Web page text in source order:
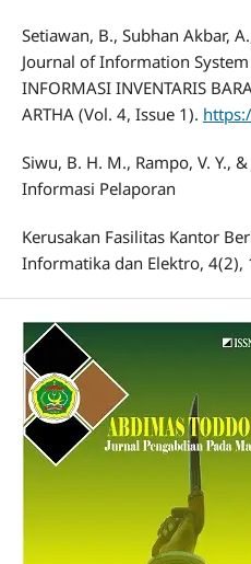
Setiawan, B., Subhan Akbar,
Journal of Information
INFORMASI INVENTARIS
ARTHA (Vol. 4, Issue 1).
Siwu, B. H. M., Rampo, V. Y.,
Informasi Pelaporan
Kerusakan Fasilitas Kantor
Informatika dan Elektro, 4(2),